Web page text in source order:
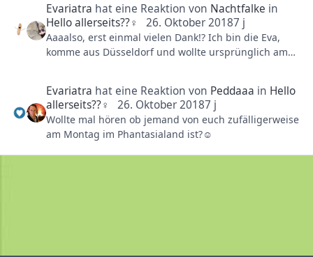
Freundeskreis kann sonst keiner. Meine Eintrittskarte
ist auch leider nur noch bis zum 04.11. gültig. Würde
vielleicht auch alleine hingehen, aber ich denke in
Gesellschaft ist es dann doch etwas netter?. Daher
Evariatra hat eine Reaktion von Nachtfalke in
Hello allerseits??‍♀️
26. Oktober 20187 j
Aaaalso, erst einmal vielen Dank!? Ich bin die Eva,
komme aus Düsseldorf und wollte ursprünglich am
Freundeskreis kann sonst keiner. Meine Eintrittskarte
ist auch leider nur noch bis zum 04.11. gültig. Würde
vielleicht auch alleine hingehen, aber ich denke in
Gesellschaft ist es dann doch etwas netter?. Daher
die Frage, ob jemand von euch da ist?. LG
Evariatra hat eine Reaktion von Peddaaa in Hello
allerseits??‍♀️
26. Oktober 20187 j
Wollte mal hören ob jemand von euch zufälligerweise
am Montag im Phantasialand ist?☺️